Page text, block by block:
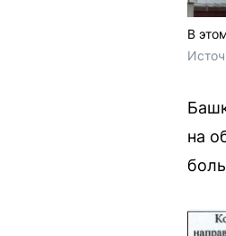
В
на